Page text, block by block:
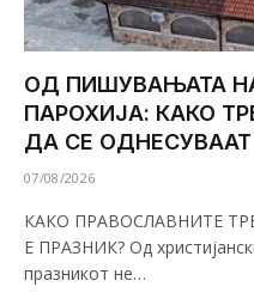
ОД ПИШУВАЊАТА
ПАРОХИЈА: КАКО
ДА СЕ ОДНЕСУВААТ
07/08/2026
КАКО ПРАВОСЛАВНИТЕ
Е ПРАЗНИК? Од
празникот не…